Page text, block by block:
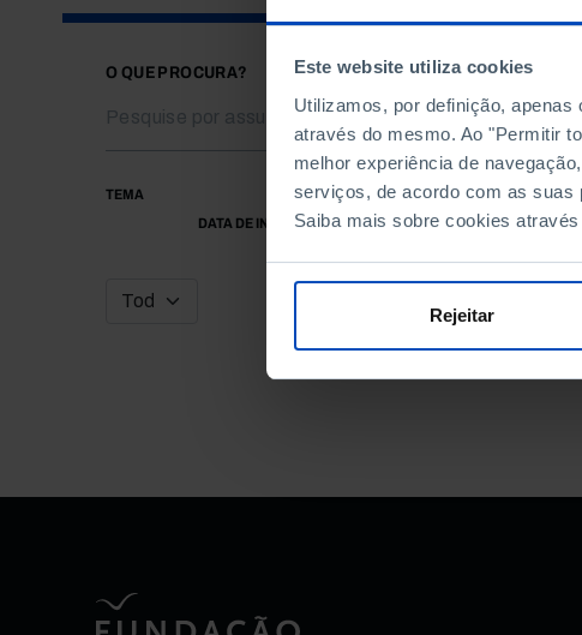
Este website utiliza cookies
Utilizamos, por definição,
através do mesmo. Ao "Permitir
melhor experiência de
serviços, de acordo com as suas
Saiba mais sobre cookies
Rejeitar
O QUE PROCURA?
TEMA
DATA DE INÍCIO